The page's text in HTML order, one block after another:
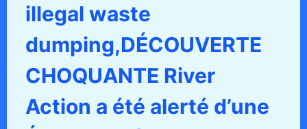
illegal waste
dumping,DÉCOUVERTE
CHOQUANTE River
Action a été alerté d’une